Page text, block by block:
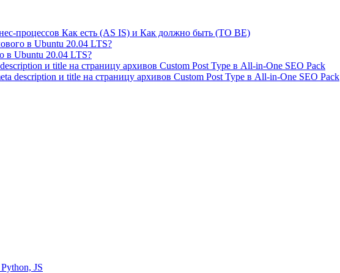
процессов Как есть (AS IS) и Как должно быть (TO BE)
в Ubuntu 20.04 LTS?
в Ubuntu 20.04 LTS?
и title на страницу архивов Custom Post Type в All-in-One SEO Pack
description и title на страницу архивов Custom Post Type в All-in-One SEO Pack
JS